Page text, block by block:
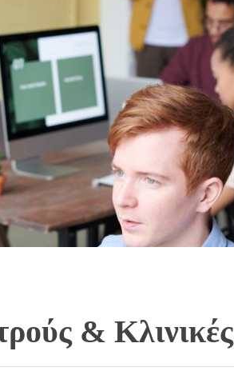
& Κλινικές